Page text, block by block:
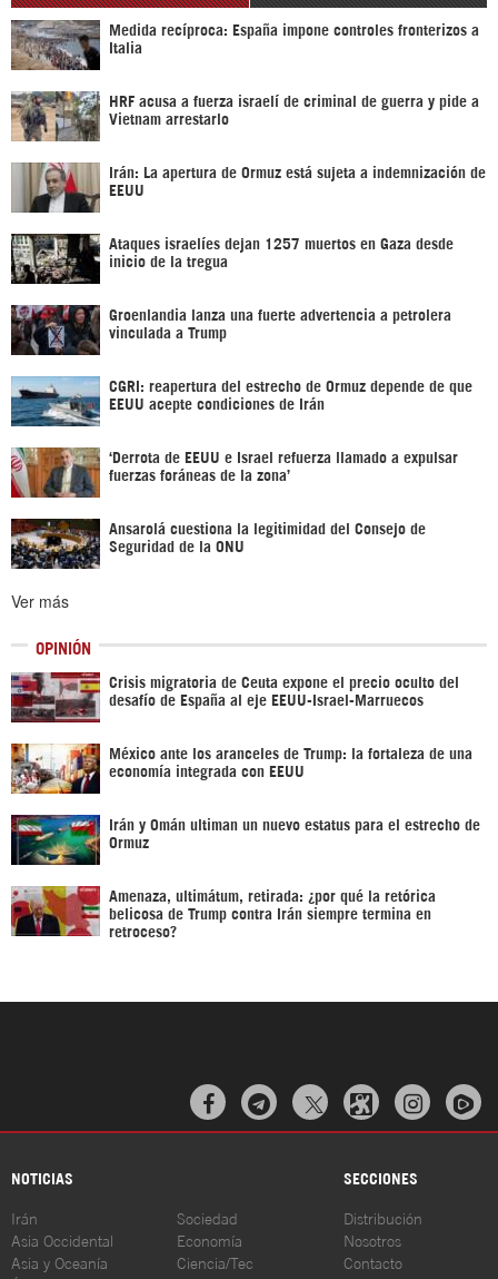
Medida recíproca: España impone controles fronterizos a
Italia
HRF acusa a fuerza israelí de criminal de guerra y pide a
Vietnam arrestarlo
Irán: La apertura de Ormuz está sujeta a indemnización de
EEUU
Ataques israelíes dejan 1257 muertos en Gaza desde
inicio de la tregua
Groenlandia lanza una fuerte advertencia a petrolera
vinculada a Trump
CGRI: reapertura del estrecho de Ormuz depende de que
EEUU acepte condiciones de Irán
‘Derrota de EEUU e Israel refuerza llamado a expulsar
fuerzas foráneas de la zona’
Ansarolá cuestiona la legitimidad del Consejo de
Seguridad de la ONU
Ver más
OPINIÓN
Crisis migratoria de Ceuta expone el precio oculto del
desafío de España al eje EEUU-Israel-Marruecos
México ante los aranceles de Trump: la fortaleza de una
economía integrada con EEUU
Irán y Omán ultiman un nuevo estatus para el estrecho de
Ormuz
Amenaza, ultimátum, retirada: ¿por qué la retórica
belicosa de Trump contra Irán siempre termina en
retroceso?
  
NOTICIAS SECCIONES
Irán
Asia Occidental
Asia y Oceanía
Sociedad
Economía
Ciencia/Tec
Distribución
Nosotros
Contacto